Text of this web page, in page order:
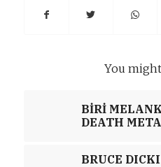
You
BİRİ
DEATH
BRUCE